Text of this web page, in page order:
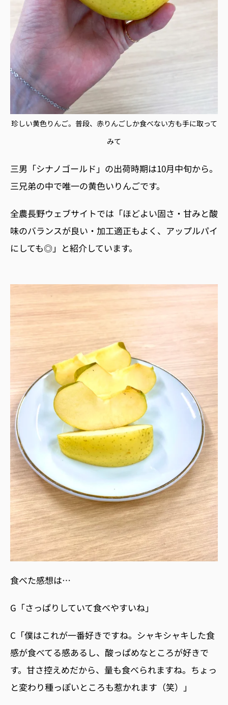
珍しい黄色りんご。普段、赤りんごしか食べない方も手に取って
みて
三男「シナノゴールド」の出荷時期は10月中旬から。
三兄弟の中で唯一の黄色いりんごです。
全農長野ウェブサイトでは「ほどよい固さ・甘みと酸
味のバランスが良い・加工適正もよく、アップルパイ
にしても◎」と紹介しています。
食べた感想は…
G 「さっぱりしていて食べやすいね」
C 「僕はこれが一番好きですね。シャキシャキした食
感が食べてる感あるし、酸っぱめなところが好きで
す。甘さ控えめだから、量も食べられますね。ちょっ
と変わり種っぽいところも惹かれます（笑）」